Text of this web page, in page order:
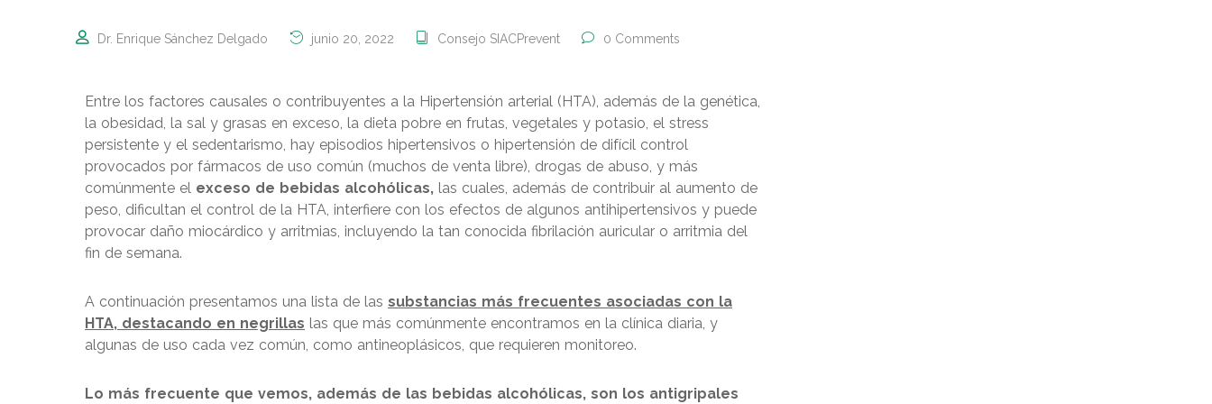
Dr. Enrique Sánchez Delgado junio 20, 2022 Consejo SIACPrevent 0 Comments
Entre los factores causales o contribuyentes a la Hipertensión arterial (HTA), además de la genética,
la obesidad, la sal y grasas en exceso, la dieta pobre en frutas, vegetales y potasio, el stress
persistente y el sedentarismo, hay episodios hipertensivos o hipertensión de difícil control
provocados por fármacos de uso común (muchos de venta libre), drogas de abuso, y más
comúnmente el exceso de bebidas alcohólicas, las cuales, además de contribuir al aumento de
peso, dificultan el control de la HTA, interfiere con los efectos de algunos antihipertensivos y puede
provocar daño miocárdico y arritmias, incluyendo la tan conocida fibrilación auricular o arritmia del
fin de semana.
A continuación presentamos una lista de las substancias más frecuentes asociadas con la
HTA, destacando en negrillas las que más comúnmente encontramos en la clínica diaria, y
algunas de uso cada vez común, como antineoplásicos, que requieren monitoreo.
Lo más frecuente que vemos, además de las bebidas alcohólicas, son los antigripales